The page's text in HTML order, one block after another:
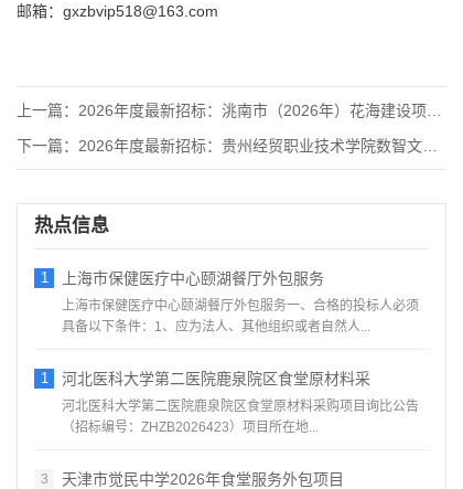
邮箱：gxzbvip518@163.com
上一篇： 2026年度最新招标：洮南市（2026年）花海建设项目竞争性
下一篇： 2026年度最新招标：贵州经贸职业技术学院数智文旅产业学院第
热点信息
1 上海市保健医疗中心颐湖餐厅外包服务
上海市保健医疗中心颐湖餐厅外包服务一、合格的投标人必须
具备以下条件：1、应为法人、其他组织或者自然人...
1 河北医科大学第二医院鹿泉院区食堂原材料采
河北医科大学第二医院鹿泉院区食堂原材料采购项目询比公告
（招标编号：ZHZB2026423）项目所在地...
3 天津市觉民中学2026年食堂服务外包项目